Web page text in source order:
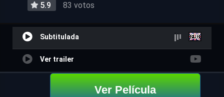
5.9 83 votos
Subtitulada
Ver trailer
Ver Película